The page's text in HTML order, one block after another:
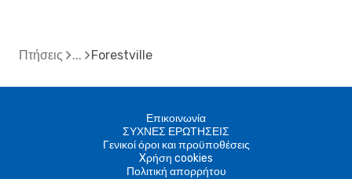
Πτήσεις Forestville
Επικοινωνία
ΣΥΧΝΕΣ ΕΡΩΤΗΣΕΙΣ
Γενικοί όροι και προϋποθέσεις
Xρήση cookies
Πολιτική απορρήτου